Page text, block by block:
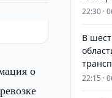
о
22:30 ·
В
22:15 ·